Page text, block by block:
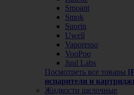
Smoant
Smok
Suorin
Uwell
Vaporesso
VooPoo
Juul Labs
Посмотреть все товары
испарители и
Жидкости щелочные